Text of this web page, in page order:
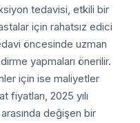
tedavisi, etkili bir
için rahatsız edici
öncesinde uzman
yapmaları önerilir.
için ise maliyetler
fiyatları, 2025 yılı
değişen bir